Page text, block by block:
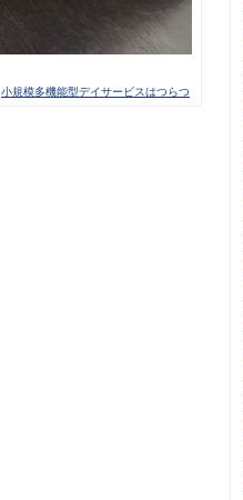
小規模多機能型デイサービスはつらつ